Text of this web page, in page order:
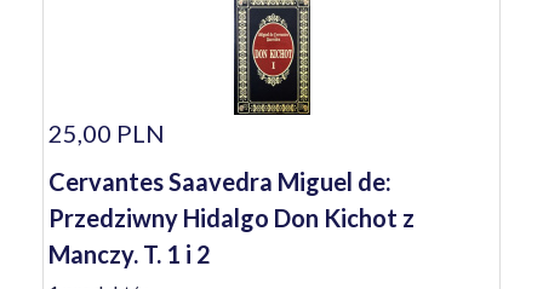
25,00 PLN
Cervantes Saavedra Miguel de:
Przedziwny Hidalgo Don Kichot z
Manczy. T. 1 i 2